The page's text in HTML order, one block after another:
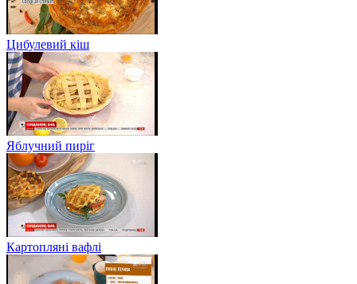
Цибулевий кіш
Яблучний пиріг
Картопляні вафлі